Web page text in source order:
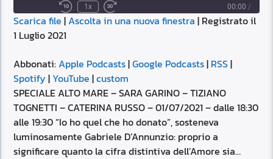
1x 00:00 /
SUBSCRIBE SHARE
Apple Podcasts
YouTube
RSS FEED
SHARE
LINK
EMBED
Scarica file |Ascolta in una nuova finestra | Registrato il
1 Luglio 2021
Abbonati:Apple Podcasts|Google Podcasts| RSS|
Spotify | YouTube |custom
SPECIALE ALTO MARE – SARA GARINO – TIZIANO
TOGNETTI – CATERINA RUSSO – 01/07/2021 – dalle 18:30
alle 19:30 “Io ho quel che ho donato”, sosteneva
luminosamente Gabriele D’Annunzio: proprio a
significare quanto la cifra distintiva dell’Amore sia…